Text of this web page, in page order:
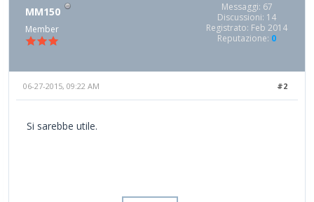
MM150
Member
Messaggi: 67
Discussioni: 14
Registrato: Feb 2014
Reputazione: 0
#2
06-27-2015, 09:22 AM
Si sarebbe utile.